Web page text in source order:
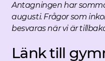
Antagningen har
augusti. Frågor som
besvaras när vi är
Länk till